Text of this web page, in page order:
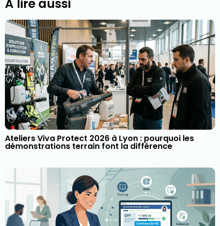
A lire aussi
Ateliers Viva Protect 2026 à Lyon : pourquoi les
démonstrations terrain font la différence